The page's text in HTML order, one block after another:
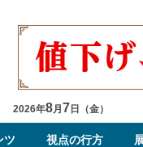
2026年8月 7 日（金）
ツ 視点の行方